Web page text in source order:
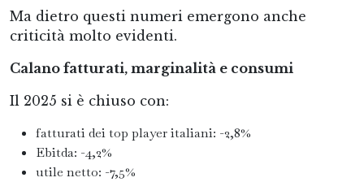
Ma dietro questi numeri emergono anche
criticità molto evidenti.
Calano fatturati, marginalità e consumi
Il 2025 si è chiuso con:
fatturati dei top player italiani: -2,8%
Ebitda: -4,2%
utile netto: -7,5%